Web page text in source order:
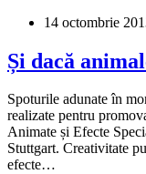
de
un
e-
shop
14 octombrie
Și dacă
Spoturile adunate în
realizate pentru
Animate și Efecte
Stuttgart. Creativitate
efecte…